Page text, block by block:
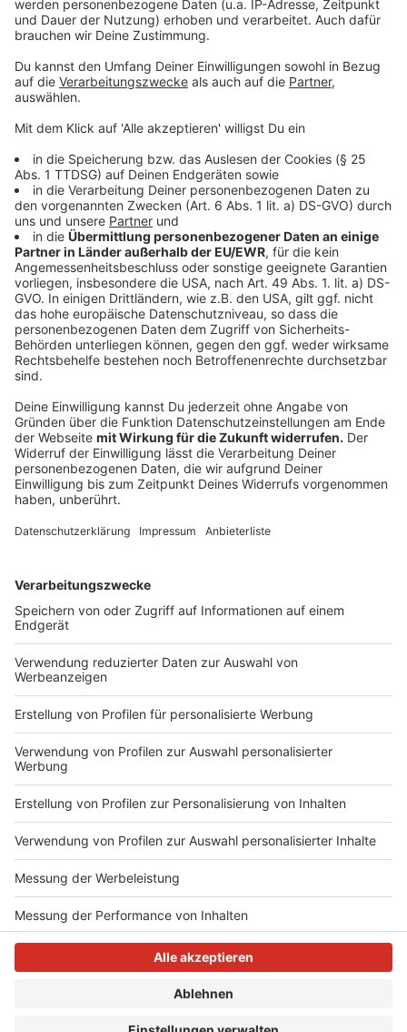
Solar-Boom in Velbert
In Velbert boomt der Solar-Ausbau. Insgesamt seien in
Velbert über 1.700 Photovoltaikanlagen angemeldet.
große Nachfrage gegeben. 2023 seien knapp 760
Photovoltaik-Anlagen installiert und registriert
worden. Das gehe aus Zahlen der Bundesnetzagentur
hervor, teilt die Stadt Velbert mit. Die Zahl der
angemeldeten Anlagen habe sich gegenüber dem
Vorjahr vervierfacht. Das sei der stärkste Anstieg im
nördlichen Kreisgebiet, sagt die Stadt Velbert.
Haanerin mit Verdienstorden ausgezeichnet
Zehn Jahre lang hat die Haanerin Marianne Dünnhoff
Spenden für krebskranke Kinder und ihre Familien
gesammelt. Nach Angaben der Stadt Haan sind dabei
insgesamt mehr als 100.000 Euro für die
Elterninitiative Kinderkrebsklinik in Düsseldorf
zusammengekommen. Jetzt wurde sie dafür mit dem
Verdienstorden der Bundesrepublik Deutschland
ausgezeichnet. Landrat Thomas Hendele und
Ratssaal. Dünnhoff hatte viele Veranstaltungen, unter
anderem Benefizkonzerte und Tombolas, organisiert.
Außerdem bittet sie jedes Jahr mit hunderten
handschriftlichen Briefen Unternehmen und andere
potenzielle Spender um Unterstützung.
Anzeige
Anzeige